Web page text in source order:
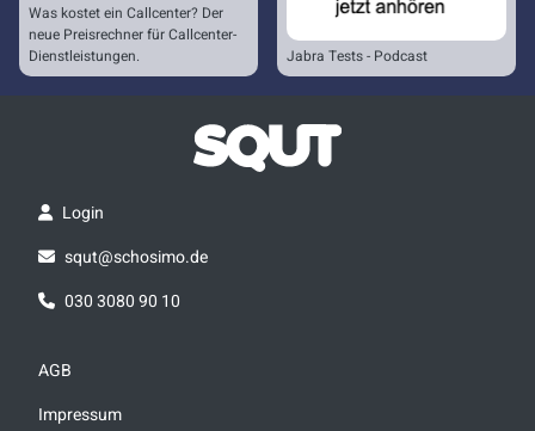
Was kostet ein Callcenter? Der
neue Preisrechner für Callcenter-
Dienstleistungen.
Jabra Tests - Podcast
Login
squt@schosimo.de
030 3080 90 10
AGB
Impressum